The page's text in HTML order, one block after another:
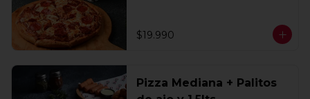
$19.990
Pizza Mediana + Palitos